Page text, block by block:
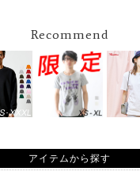
Recommend
アイテムから探す